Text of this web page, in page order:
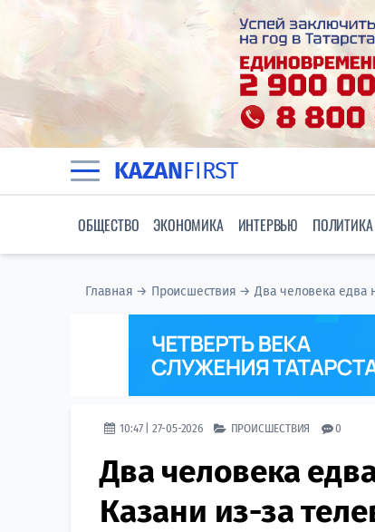
KAZANFIRST
ОБЩЕСТВО ЭКОНОМИКА ИНТЕРВЬЮ ПОЛИТИКА
Главная → Происшествия →Два человека едва
10:47 | 27-05-2026 ПРОИСШЕСТВИЯ 0
Два человека
Казани из-за